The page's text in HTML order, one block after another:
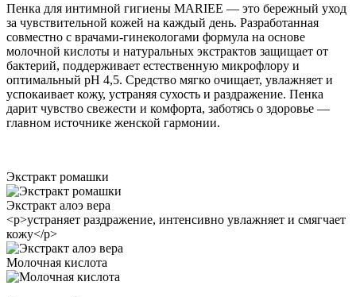
Пенка для интимной гигиены MARIEE — это бережный уход
за чувствительной кожей на каждый день. Разработанная
совместно с врачами-гинекологами формула на основе
молочной кислоты и натуральных экстрактов защищает от
бактерий, поддерживает естественную микрофлору и
оптимальный рH 4,5. Средство мягко очищает, увлажняет и
успокаивает кожу, устраняя сухость и раздражение. Пенка
дарит чувство свежести и комфорта, заботясь о здоровье —
главном источнике женской гармонии.
Экстракт ромашки
Экстракт алоэ вера
<p>устраняет раздражение, интенсивно увлажняет и смягчает
кожу</p>
Молочная кислота